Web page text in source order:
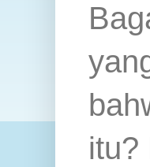
itu?